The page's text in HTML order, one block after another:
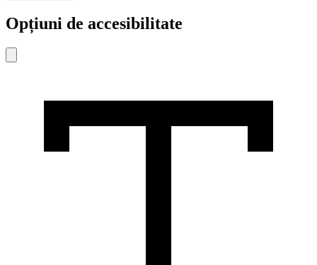
Opțiuni de accesibilitate